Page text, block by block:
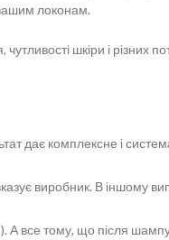
вашим локонам.
чутливості шкіри і різних
дає комплексне і
виробник. В іншому
А все тому, що після